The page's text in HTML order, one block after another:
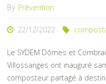
By Prévention
22/12/2022
Le SYDEM Dômes et
Villossanges ont inauguré
composteur partagé à